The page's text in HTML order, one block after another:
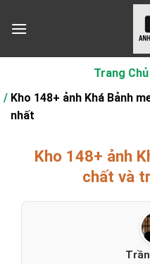
đến
dung
Trang Chủ
Kho 148+ ảnh Khá Bảnh
nhất
Kho 148+ ảnh
chất và